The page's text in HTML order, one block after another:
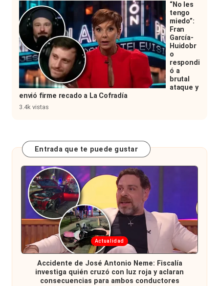
“No les
tengo
miedo”:
Fran
García-
Huidobr
o
respondi
ó a
brutal
ataque y
envió firme recado a La Cofradía
3.4k vistas
Entrada que te puede gustar
Publicada
en
Actualidad
Accidente de José Antonio Neme: Fiscalía
investiga quién cruzó con luz roja y aclaran
consecuencias para ambos conductores